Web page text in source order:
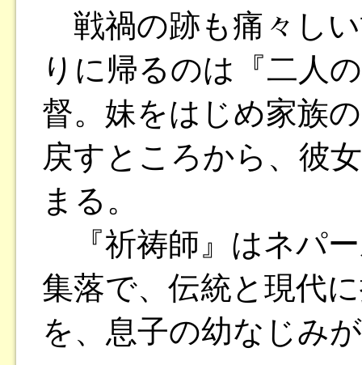
戦禍の跡も痛々し
りに帰るのは『二人
督。妹をはじめ家族
戻すところから、彼
まる。
『祈祷師』はネパ
集落で、伝統と現代
を、息子の幼なじみ